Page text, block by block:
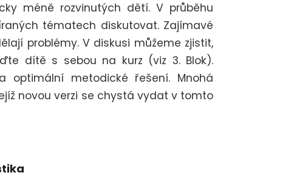
méně rozvinutých dětí. V průběhu
tématech diskutovat. Zajímavé
problémy. V diskusi můžeme zjistit,
dítě s sebou na kurz (viz 3. Blok).
optimální metodické řešení. Mnohá
novou verzi se chystá vydat v tomto